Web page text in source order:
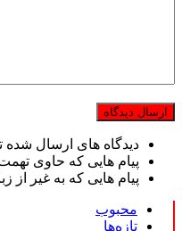
دیدگاه های ارسال
پیام هایی که حاوی
پیام هایی که به غیر از
محبوب
تازه‌ها